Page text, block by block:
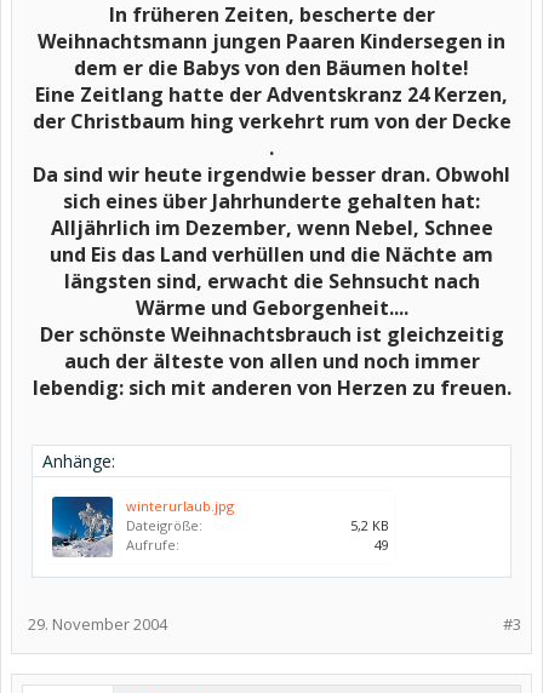
In früheren Zeiten, bescherte der
Weihnachtsmann jungen Paaren Kindersegen in
dem er die Babys von den Bäumen holte!
Eine Zeitlang hatte der Adventskranz 24 Kerzen,
der Christbaum hing verkehrt rum von der Decke
.
Da sind wir heute irgendwie besser dran. Obwohl
sich eines über Jahrhunderte gehalten hat:
Alljährlich im Dezember, wenn Nebel, Schnee
und Eis das Land verhüllen und die Nächte am
längsten sind, erwacht die Sehnsucht nach
Wärme und Geborgenheit....
Der schönste Weihnachtsbrauch ist gleichzeitig
auch der älteste von allen und noch immer
lebendig: sich mit anderen von Herzen zu freuen.
Anhänge:
winterurlaub.jpg
Dateigröße:
5,2 KB
Aufrufe:
49
#3
29. November 2004